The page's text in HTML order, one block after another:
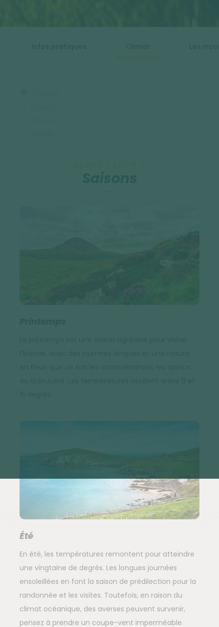
Été
En été, les températures remontent pour atteindre
une vingtaine de degrés. Les longues journées
ensoleillées en font la saison de prédilection pour la
randonnée et les visites. Toutefois, en raison du
climat océanique, des averses peuvent survenir,
pensez à prendre un coupe-vent imperméable.